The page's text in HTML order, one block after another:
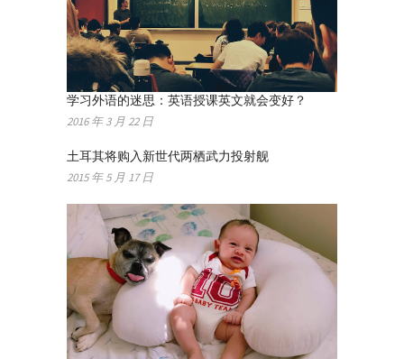
学习外语的迷思：英语授课英文就会变好？
2016 年 3 月 22 日
土耳其将购入新世代两栖武力投射舰
2015 年 5 月 17 日